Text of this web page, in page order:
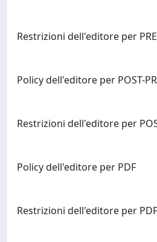
Restrizioni dell'editore per
Policy dell'editore per POST-
Restrizioni dell'editore per
Policy dell'editore per PDF
Restrizioni dell'editore per PDF